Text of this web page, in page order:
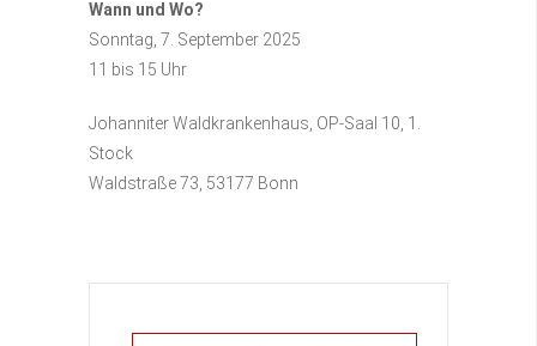
Wann und Wo?
Sonntag, 7. September 2025
11 bis 15 Uhr
Johanniter Waldkrankenhaus, OP-Saal 10, 1.
Stock
Waldstraße 73, 53177 Bonn